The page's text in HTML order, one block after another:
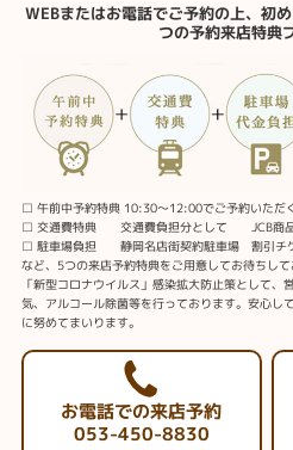
WEBまたはお電話でご予約の上、初
つの予約来店特典
□ 午前中予約特典 10:30～12:00でご予約いただ
□ 交通費特典 交通費負担分として JCB商品
□ 駐車場負担 静岡名店街契約駐車場 割引
など、5つの来店予約特典をご用意してお待ちして
「新型コロナウイルス」感染拡大防止策として
気、アルコール除菌等を行っております。安心し
に努めてまいります。
お電話での来店予約
053-450-8830